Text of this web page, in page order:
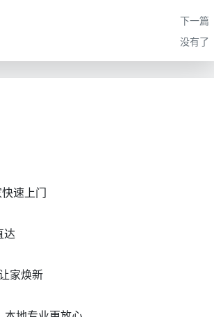
查，并接受 40 课时以上的实操模拟——
定责。保洁完成后 48 小时内不满意可反
展示，我们整理了一个简要覆盖表：
下一篇
没有了
速上门
达
家焕新